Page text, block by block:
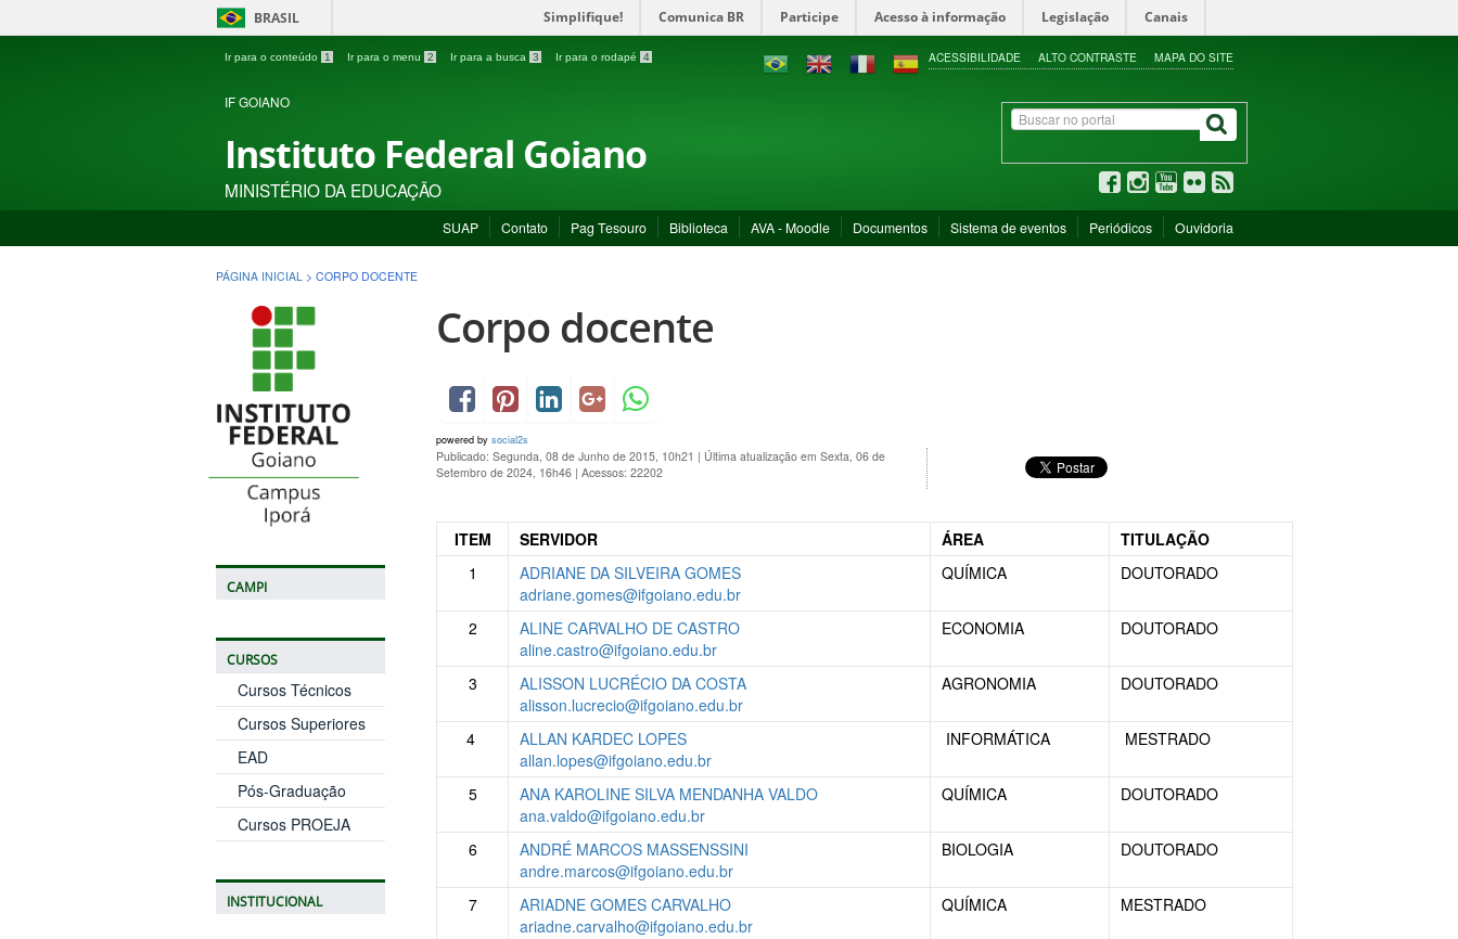
BRASIL Simplifique! Comunica BR Participe Acesso à informação Legislação Canais
Ir para o conteúdo 1 Ir para o menu 2 Ir para a busca 3 Ir para o rodapé 4 ACESSIBILIDADE ALTO CONTRASTE MAPA DO SITE
IF GOIANO
Instituto Federal Goiano
MINISTÉRIO DA EDUCAÇÃO
SUAP Contato Pag Tesouro Biblioteca AVA - Moodle Documentos Sistema de eventos Periódicos Ouvidoria
PÁGINA INICIAL > CORPO DOCENTE
CAMPI
CURSOS
Cursos Técnicos
Cursos Superiores
EAD
Pós-Graduação
Cursos PROEJA
INSTITUCIONAL
Corpo docente
powered by social2s
Publicado: Segunda, 08 de Junho de 2015, 10h21 | Última atualização em Sexta, 06 de
Setembro de 2024, 16h46 | Acessos: 22202
ITEM SERVIDOR ÁREA
TITULAÇÃO
1
ADRIANE DA SILVEIRA GOMES
adriane.gomes@ifgoiano.edu.br
QUÍMICA DOUTORADO
2
ALINE CARVALHO DE CASTRO
aline.castro@ifgoiano.edu.br
ECONOMIA DOUTORADO
3
ALISSON LUCRÉCIO DA COSTA
alisson.lucrecio@ifgoiano.edu.br
AGRONOMIA DOUTORADO
4
ALLAN KARDEC LOPES
allan.lopes@ifgoiano.edu.br
INFORMÁTICA MESTRADO
5
ANA KAROLINE SILVA MENDANHA VALDO
ana.valdo@ifgoiano.edu.br
QUÍMICA DOUTORADO
6
ANDRÉ MARCOS MASSENSSINI
andre.marcos@ifgoiano.edu.br
BIOLOGIA DOUTORADO
7
ARIADNE GOMES CARVALHO
ariadne.carvalho@ifgoiano.edu.br
QUÍMICA MESTRADO